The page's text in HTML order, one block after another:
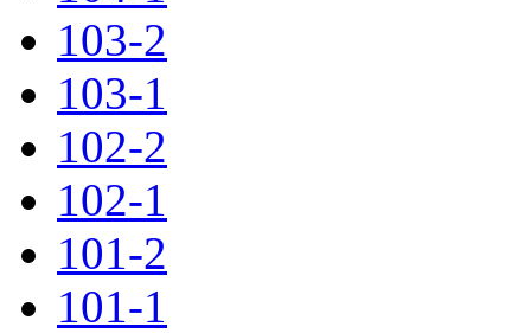
103-2
103-1
102-2
102-1
101-2
101-1